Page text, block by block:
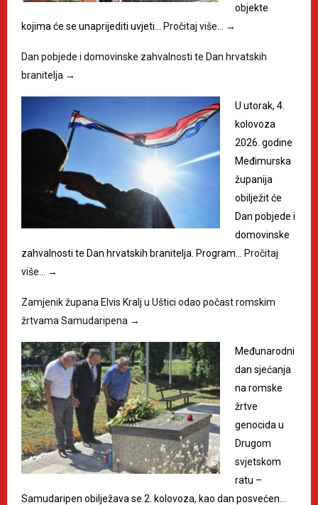
objekte
kojima će se unaprijediti uvjeti…
Pročitaj više… →
Dan pobjede i domovinske zahvalnosti te Dan hrvatskih
branitelja →
U utorak, 4.
kolovoza
2026. godine
Međimurska
županija
obilježit će
Dan pobjede i
domovinske
zahvalnosti te Dan hrvatskih branitelja. Program…
Pročitaj
više…
→
Zamjenik župana Elvis Kralj u Uštici odao počast romskim
žrtvama Samudaripena →
Međunarodni
dan sjećanja
na romske
žrtve
genocida u
Drugom
svjetskom
ratu –
Samudaripen obilježava se 2. kolovoza, kao dan posvećen…